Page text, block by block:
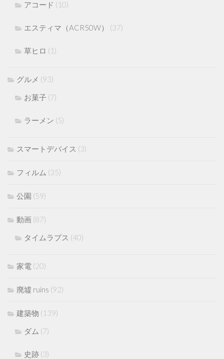
アコード (10)
エスティマ（ACR50W） (37)
草ヒロ (1)
グルメ (93)
お菓子 (7)
ラーメン (5)
スマートデバイス (3)
フィルム (35)
公園 (59)
動画 (87)
タイムラプス (40)
家電 (20)
廃墟 ruins (92)
建築物 (139)
ダム (7)
史跡 (3)